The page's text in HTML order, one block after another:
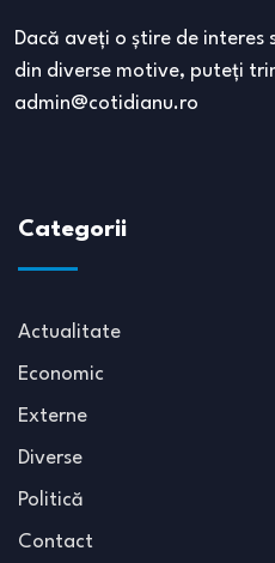
Dacă aveţi o ştire de
din diverse motive, puteţi
admin@cotidianu.ro
Categorii
Actualitate
Economic
Externe
Diverse
Politică
Contact